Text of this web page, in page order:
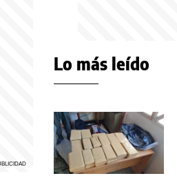
Lo más leído